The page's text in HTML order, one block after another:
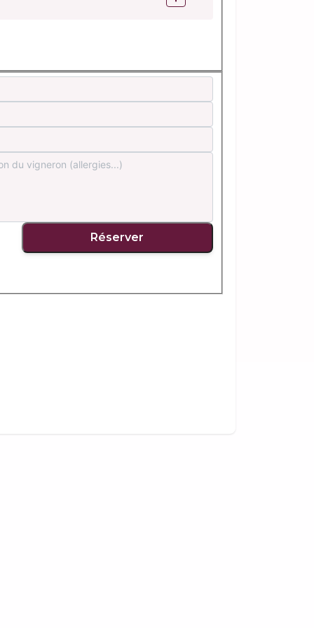
Réserver